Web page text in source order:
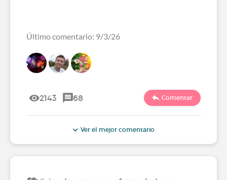
Último comentario: 9/3/26
2143 68 Comentar
Ver el mejor comentario